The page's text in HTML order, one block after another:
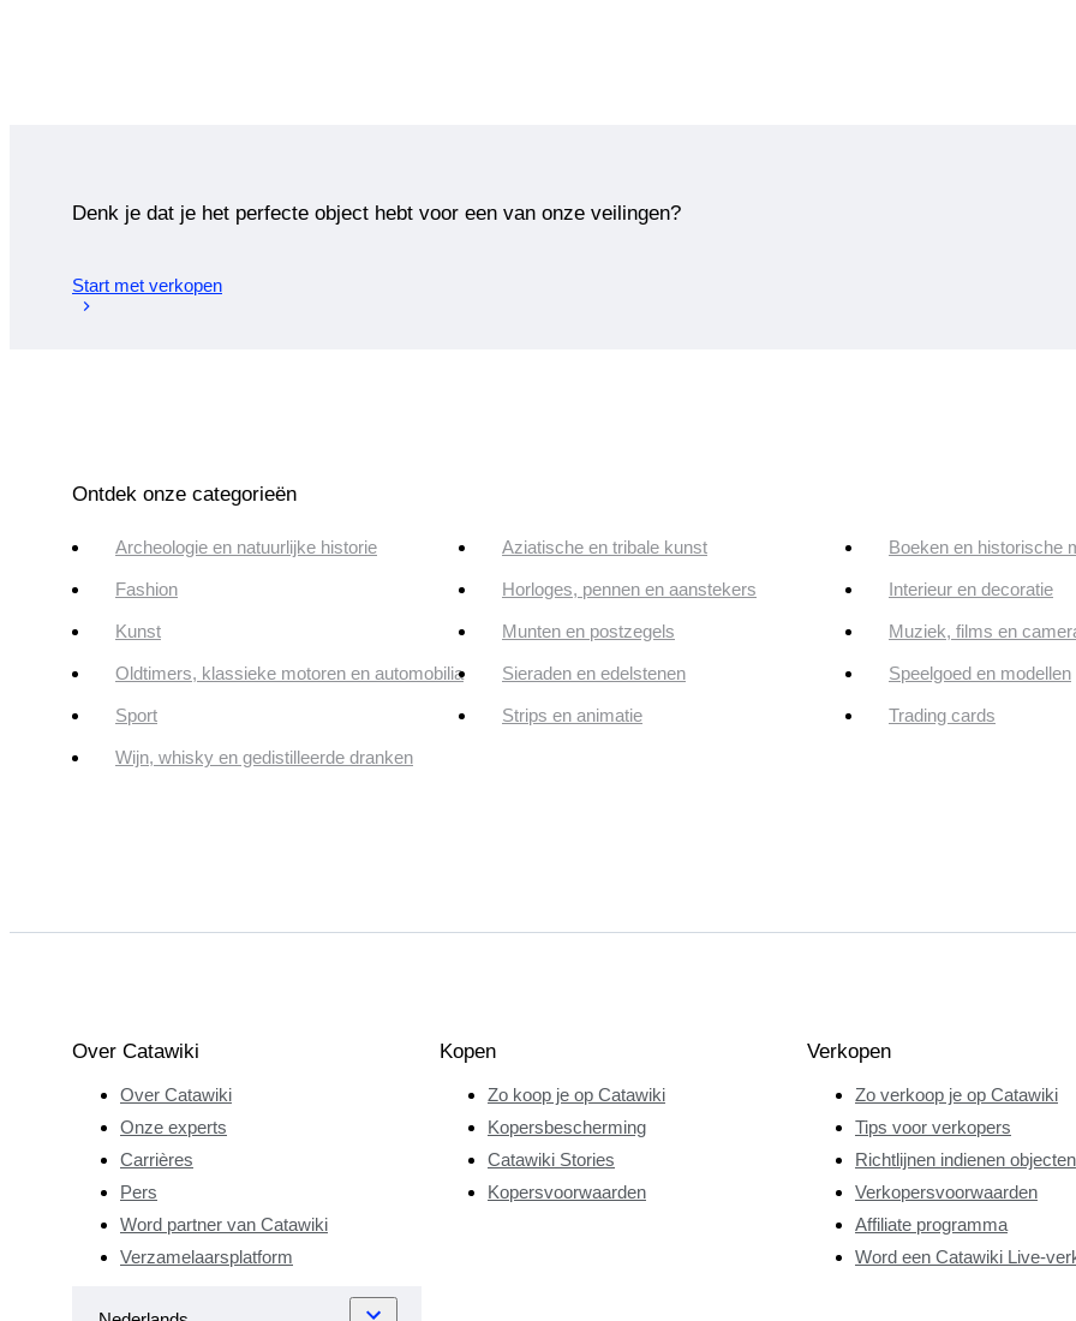
Denk je dat je het perfecte object hebt voor een van onze veilingen?
Start met verkopen
Ontdek onze categorieën
Archeologie en natuurlijke historie Aziatische en tribale kunst Boeken en historische
Fashion Horloges, pennen en aanstekers Interieur en decoratie
Kunst Munten en postzegels Muziek, films en
Oldtimers, klassieke motoren en automobilia Sieraden en edelstenen Speelgoed en modellen
Sport Strips en animatie Trading cards
Wijn, whisky en gedistilleerde dranken
Over Catawiki
Over Catawiki
Onze experts
Carrières
Pers
Word partner van Catawiki
Verzamelaarsplatform
Kopen
Zo koop je op Catawiki
Kopersbescherming
Catawiki Stories
Kopersvoorwaarden
Verkopen
Zo verkoop je op Catawiki
Tips voor verkopers
Richtlijnen indienen objecten
Verkopersvoorwaarden
Affiliate programma
Word een Catawiki Live-